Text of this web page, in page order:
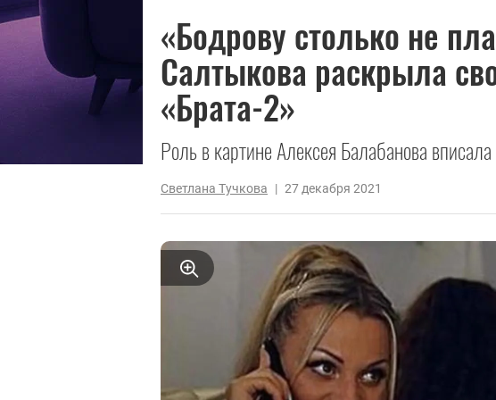
«Бодрову столько не
Салтыкова раскрыла
«Брата-2»
Роль в картине Алексея Балабанова
Светлана Тучкова | 27 декабря 2021